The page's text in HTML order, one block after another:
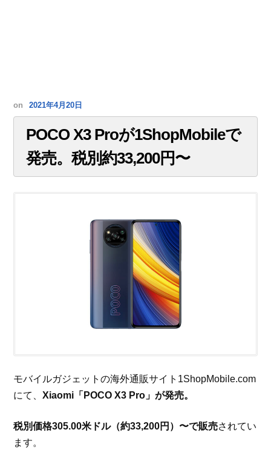
on 2021年4月20日
POCO X3 Proが1ShopMobileで
発売。税別約33,200円〜
モバイルガジェットの海外通販サイト1ShopMobile.com
にて、Xiaomi「POCO X3 Pro」が発売。
税別価格305.00米ドル（約33,200円）〜で販売されてい
ます。